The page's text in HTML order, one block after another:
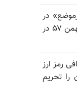
در
سالگرد قتل‌عام ۳۰ هزار لاله‌های بهمن ۵۷ در
رمز ارز
را تحریم